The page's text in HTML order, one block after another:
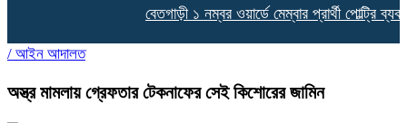
বেতগাড়ী ১ নম্বর ওয়ার্ডে মেম্বার প্রার্থী পোল্ট্রি ব্যবসায়ী মোঃ
/ আইন আদালত
অস্ত্র মামলায় গ্রেফতার টেকনাফের সেই কিশোরের জামিন